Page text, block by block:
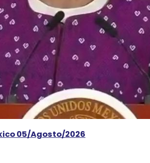
05/Agosto/2026